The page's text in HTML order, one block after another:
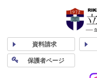
資料請求
保護者ページ